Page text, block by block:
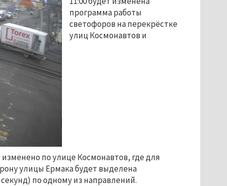
программа работы
светофоров на перекрёстке
улиц Космонавтов и
по улице Космонавтов, где для
улицы Ермака будет выделена
по одному из направлений.